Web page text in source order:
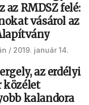
az RMDSZ felé:
vásárol az
2019. január 14.
az erdélyi
közélet
kalandora